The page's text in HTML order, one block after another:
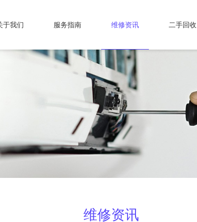
于我们 服务指南 维修资讯 二手回收
维修资讯